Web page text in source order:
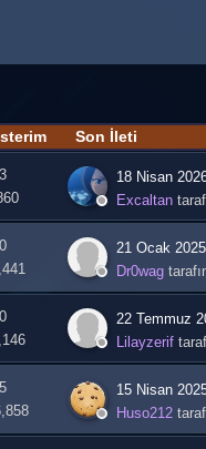
Son İleti
18 Nisan
Excaltan
21 Ocak
Dr0wag
22 Temmuz
Lilayzerif
15 Nisan
Huso212